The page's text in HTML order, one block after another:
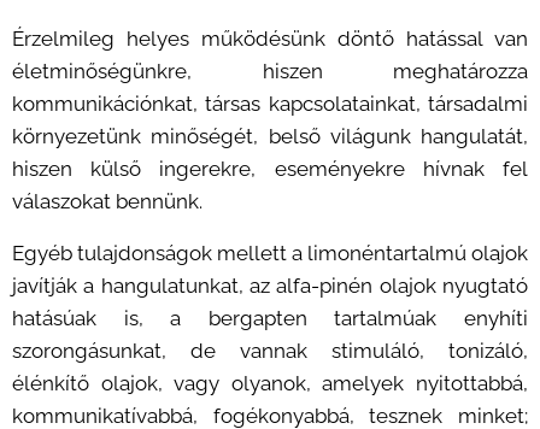
Érzelmileg helyes működésünk döntő hatással van
életminőségünkre, hiszen meghatározza
kommunikációnkat, társas kapcsolatainkat, társadalmi
környezetünk minőségét, belső világunk hangulatát,
hiszen külső ingerekre, eseményekre hívnak fel
válaszokat bennünk.
Egyéb tulajdonságok mellett a limonéntartalmú olajok
javítják a hangulatunkat, az alfa-pinén olajok nyugtató
hatásúak is, a bergapten tartalmúak enyhíti
szorongásunkat, de vannak stimuláló, tonizáló,
élénkítő olajok, vagy olyanok, amelyek nyitottabbá,
kommunikatívabbá, fogékonyabbá, tesznek minket;